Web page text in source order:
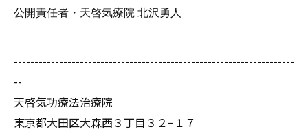
公開責任者・天啓気療院 北沢勇人
--------------------------------------------------------------------
--
天啓気功療法治療院
東京都大田区大森西３丁目３２−１７